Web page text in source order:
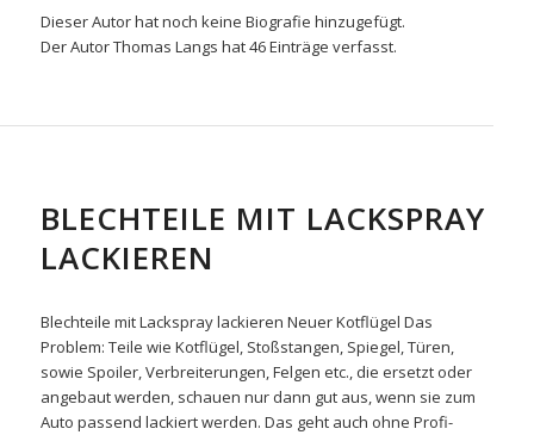
Dieser Autor hat noch keine Biografie hinzugefügt.
Der AutorThomas Langs hat 46 Einträge verfasst.
BLECHTEILE MIT LACKSPRAY
LACKIEREN
Blechteile mit Lackspray lackieren Neuer Kotflügel Das
Problem: Teile wie Kotflügel, Stoßstangen, Spiegel, Türen,
sowie Spoiler, Verbreiterungen, Felgen etc., die ersetzt oder
angebaut werden, schauen nur dann gut aus, wenn sie zum
Auto passend lackiert werden. Das geht auch ohne Profi-